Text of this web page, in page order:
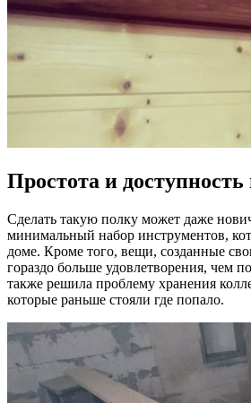
Простота и доступность
Сделать такую полку может даже
минимальный набор инструментов,
доме. Кроме того, вещи, созданные
гораздо больше удовлетворения, чем
также решила проблему хранения
которые раньше стояли где попало.